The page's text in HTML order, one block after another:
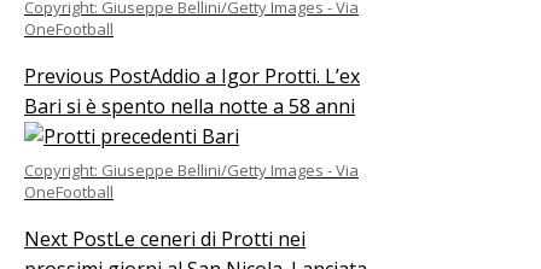
Copyright: Giuseppe Bellini/Getty Images - Via
OneFootball
Previous PostAddio a Igor Protti. L’ex
Bari si è spento nella notte a 58 anni
Copyright: Giuseppe Bellini/Getty Images - Via
OneFootball
Next PostLe ceneri di Protti nei